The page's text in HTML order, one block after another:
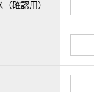
確認用）